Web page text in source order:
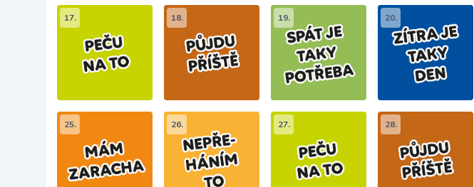
17. 18. 19. 20.
25. 26. 27. 28.